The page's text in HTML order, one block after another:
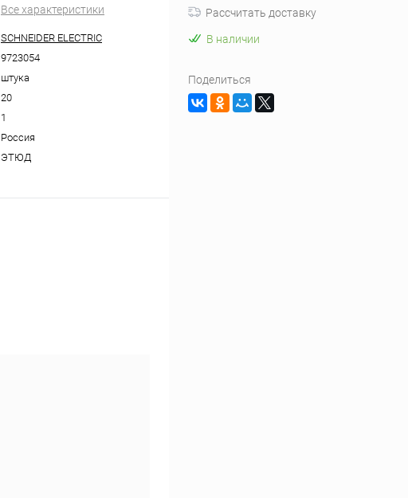
Все характеристики
SCHNEIDER ELECTRIC
9723054
штука
20
1
Россия
ЭТЮД
Рассчитать доставку
В наличии
Поделиться